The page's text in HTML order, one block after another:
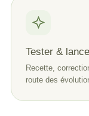
Tester &
Recette,
route des